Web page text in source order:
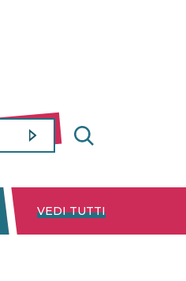
DISNEY+ NETFLIX
VEDI TUTTI